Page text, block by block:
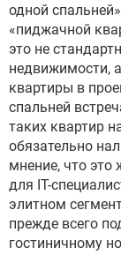
одной
«пиджачной
это не
недвижимости,
квартиры в
спальней
таких квартир
обязательно
мнение, что это
для IT-
элитном
прежде всего
гостиничному